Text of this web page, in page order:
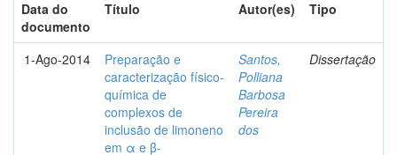
Data do
documento
Título Autor(es) Tipo
1-Ago-2014
Preparação e
caracterização físico-
química de
complexos de
inclusão de limoneno
em α e β-
Santos,
Polliana
Barbosa
Pereira
dos
Dissertação